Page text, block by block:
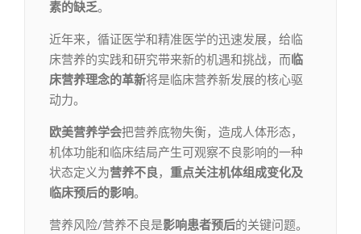
素的缺乏。
近年来，循证医学和精准医学的迅速发展，给临
床营养的实践和研究带来新的机遇和挑战，而 临
床营养理念的革新将是临床营养新发展的核心驱
动力。
欧美营养学会把营养底物失衡，造成人体形态，
机体功能和临床结局产生可观察不良影响的一种
状态定义为营养不良， 重点关注机体组成变化及
临床预后的影响。
营养风险/营养不良是影响患者预后的关键问题。